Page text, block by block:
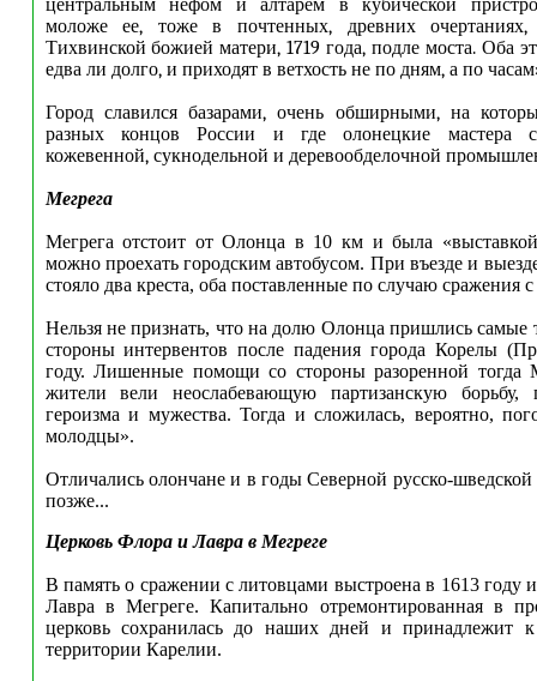
центральным нефом и алтарем в кубической
моложе ее, тоже в почтенных, древних очертаниях,
Тихвинской божией матери, 1719 года, подле моста. Оба
едва ли долго, и приходят в ветхость не по дням, а по
Город славился базарами, очень обширными, на
разных концов России и где олонецкие мастера
кожевенной, сукнодельной и деревообделочной
Мегрега
Мегрега отстоит от Олонца в 10 км и была
можно проехать городским автобусом. При въезде и
стояло два креста, оба поставленные по случаю сражения
Нельзя не признать, что на долю Олонца пришлись самые
стороны интервентов после падения города Корелы
году. Лишенные помощи со стороны разоренной тогда
жители вели неослабевающую партизанскую борьбу,
героизма и мужества. Тогда и сложилась, вероятно,
молодцы».
Отличались олончане и в годы Северной русско-
позже...
Церковь Флора и Лавра в Мегреге
В память о сражении с литовцами выстроена в 1613 году
Лавра в Мегреге. Капитально отремонтированная в
церковь сохранилась до наших дней и принадлежит
территории Карелии.